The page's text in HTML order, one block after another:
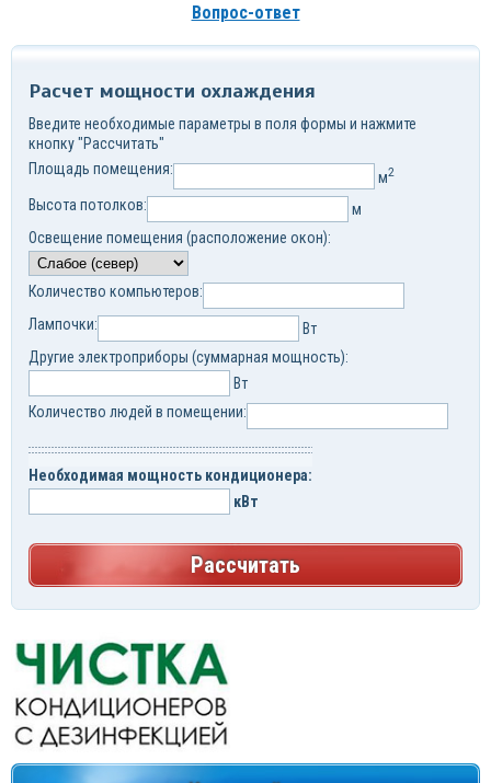
Вопрос-ответ
Расчет мощности охлаждения
Введите необходимые параметры в поля формы и нажмите
кнопку "Рассчитать"
Площадь помещения:
м2
Высота потолков:
м
Освещение помещения (расположение окон):
Количество компьютеров:
Лампочки:
Вт
Другие электроприборы (суммарная мощность):
Вт
Количество людей в помещении:
Необходимая мощность кондиционера:
кВт
Рассчитать